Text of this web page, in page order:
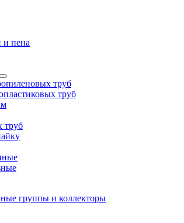
и пена
труб
труб
труб
группы и коллекторы